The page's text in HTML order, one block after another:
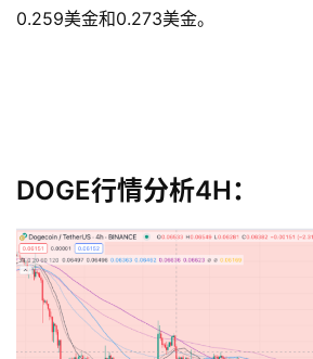
0.259美金和0.273美金。
DOGE行情分析4H：